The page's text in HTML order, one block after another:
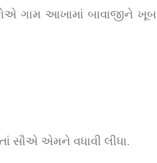
ગામ આખામાં બાવાજીને ખૂબ
સૌએ એમને વધાવી લીધા.